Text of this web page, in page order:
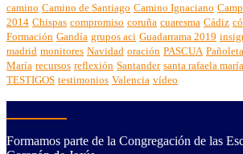
camino Camino de Santiago Camino Ignaciano
2014 Chispas compromiso coruña cuaresma Cádiz
Formación Gandía grupos aci Guadarrama 2019
madrid monitores Navidad oración PASCUA
María recursos reflexión Santander santa rafaela maría
TESTIGOS testimonios Valencia vídeo
Formamos parte de la Congregación de las